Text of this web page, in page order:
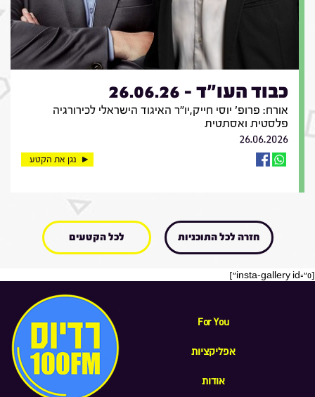
כבוד העו"ד - 26.06.26
אורח: פרופ' יוסי חייק,יו"ר האיגוד הישראלי לכירורגיה
פלסטית ואסתטית
26.06.2026
נגן את הקטע
חזרה לכל התוכניות לכל הקטעים
[insta-gallery id="0"]
For You
אפליקציות
אודות